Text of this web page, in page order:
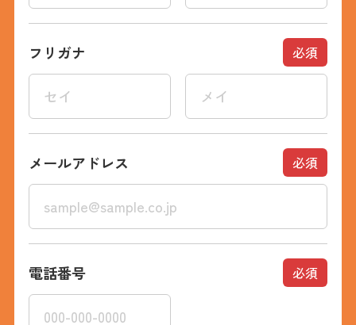
フリガナ 必須
メールアドレス 必須
電話番号 必須